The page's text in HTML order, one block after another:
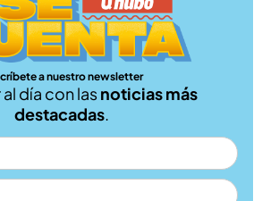
a nuestro newsletter
día con lasnoticias más
destacadas.